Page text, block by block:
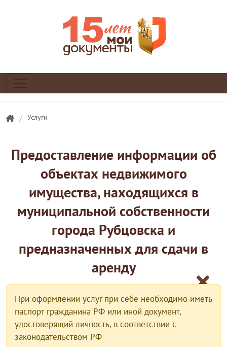
/ Услуги
Предоставление информации об
объектах недвижимого
имущества, находящихся в
муниципальной собственности
города Рубцовска и
предназначенных для сдачи в
аренду
При оформлении услуг при себе необходимо иметь
паспорт гражданина РФ или иной документ,
удостоверящий личность, в соответствии с
законодательством РФ